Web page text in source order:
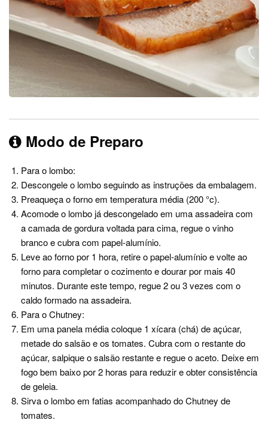
Modo de Preparo
Para o lombo:
Descongele o lombo seguindo as instruções da embalagem.
Preaqueça o forno em temperatura média (200 °c).
Acomode o lombo já descongelado em uma assadeira com
a camada de gordura voltada para cima, regue o vinho
branco e cubra com papel-alumínio.
Leve ao forno por 1 hora, retire o papel-alumínio e volte ao
forno para completar o cozimento e dourar por mais 40
minutos. Durante este tempo, regue 2 ou 3 vezes com o
caldo formado na assadeira.
Para o Chutney:
Em uma panela média coloque 1 xícara (chá) de açúcar,
metade do salsão e os tomates. Cubra com o restante do
açúcar, salpique o salsão restante e regue o aceto. Deixe em
fogo bem baixo por 2 horas para reduzir e obter consistência
de geleia.
Sirva o lombo em fatias acompanhado do Chutney de
tomates.